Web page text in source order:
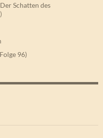
Schatten des
96)